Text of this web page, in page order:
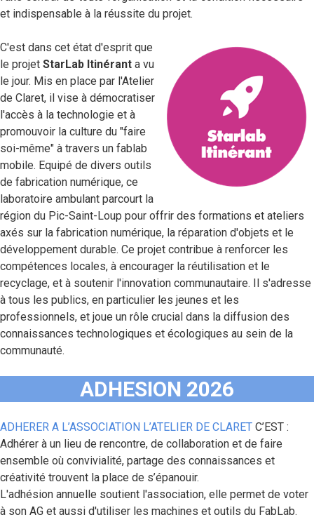
et indispensable à la réussite du projet.
C'est dans cet état d'esprit que
le projet StarLab I tinérant a vu
le jour. Mis en place par l'Atelier
de Claret, il vise à démocratiser
l'accès à la technologie et à
promouvoir la culture du "faire
soi-même" à travers un fablab
mobile. Equipé de divers outils
de fabrication numérique, ce
laboratoire ambulant parcourt la
région du Pic-Saint-Loup pour offrir des formations et ateliers
axés sur la fabrication numérique, la réparation d'objets et le
développement durable. Ce projet contribue à renforcer les
compétences locales, à encourager la réutilisation et le
recyclage, et à soutenir l'innovation communautaire. Il s'adresse
à tous les publics, en particulier les jeunes et les
professionnels, et joue un rôle crucial dans la diffusion des
connaissances technologiques et écologiques au sein de la
communauté.
ADHESION 2026
ADHERER A L’ASSOCIATION L’ATELIER DE CLARET C’EST :
Adhérer à un lieu de rencontre, de collaboration et de faire
ensemble où convivialité, partage des connaissances et
créativité trouvent la place de s’épanouir.
L'adhésion annuelle soutient l'association, elle permet de voter
à son AG et aussi d'utiliser les machines et outils du FabLab.